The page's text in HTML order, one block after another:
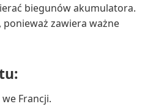
biegunów akumulatora.
ponieważ zawiera ważne
Francji.